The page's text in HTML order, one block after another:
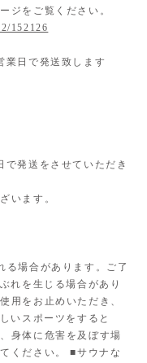
ジをご覧ください。
152126
業日で発送致します
で発送をさせていただき
います。
る場合があります。ご了
れを生じる場合があり
用をお止めいただき、
いスポーツをすると
身体に危害を及ぼす場
ください。 ■サウナな